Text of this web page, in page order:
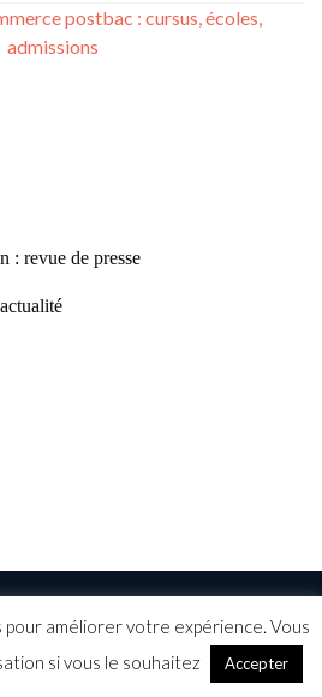
postbac : cursus, écoles,
admissions
: revue de presse
CGV
améliorer votre expérience. Vous
si vous le souhaitez
Accepter